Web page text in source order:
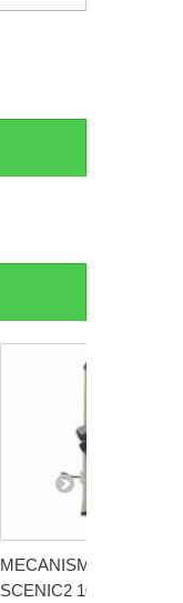
MECANISME RENAULT
SCENIC2 10/2003-06/